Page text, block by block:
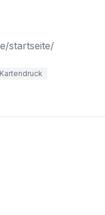
startseite/